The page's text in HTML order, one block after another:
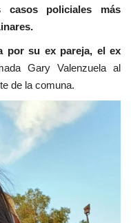
casos policiales más
por su ex pareja, el ex
Gary Valenzuela al
de la comuna.